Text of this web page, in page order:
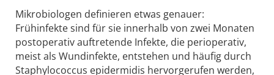
Mikrobiologen definieren etwas genauer:
Frühinfekte sind für sie innerhalb von zwei Monaten
postoperativ auftretende Infekte, die perioperativ,
meist als Wundinfekte, entstehen und häufig durch
Staphylococcus epidermidis hervorgerufen werden,